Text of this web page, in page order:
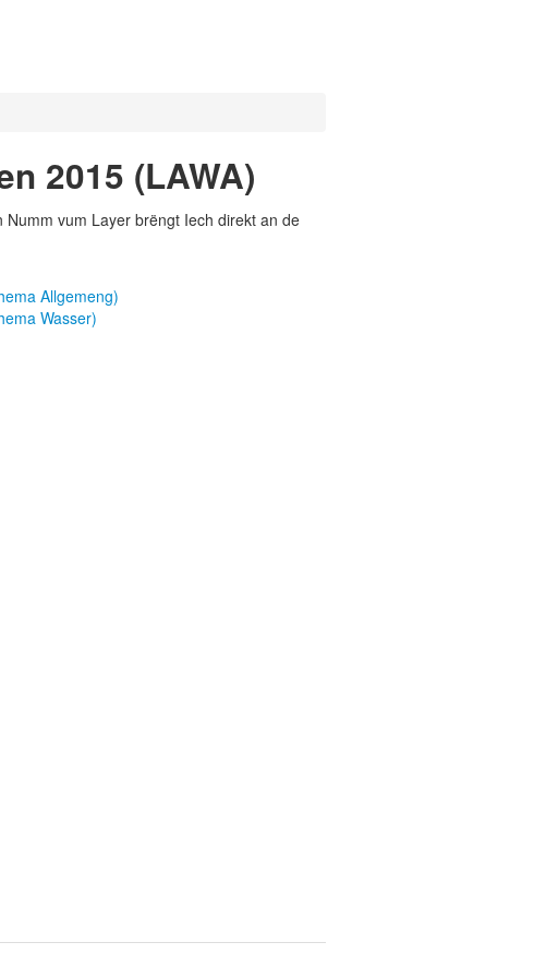
2015 (LAWA)
vum Layer brëngt Iech direkt an de
Allgemeng)
Wasser)